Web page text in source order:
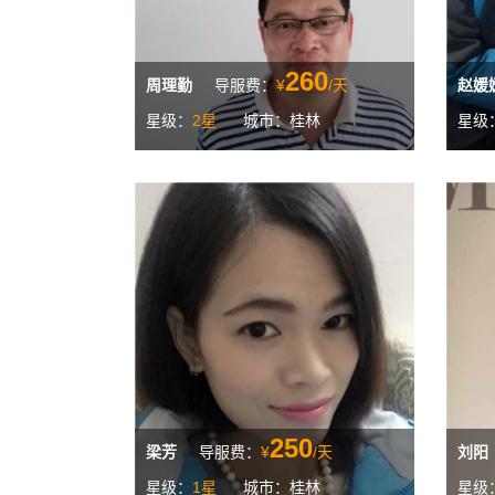
周理勤 导服费： ¥260/天
星级： 2星 城市：桂林
赵媛
星级
梁芳 导服费： ¥250/天
星级： 1星 城市：桂林
刘阳
星级